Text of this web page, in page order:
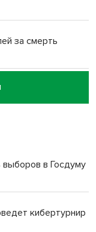
за смерть
смерть
селе лошади
врачей
выборов в Госдуму
кибертурнир